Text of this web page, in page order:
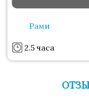
Рами
2.5 часа